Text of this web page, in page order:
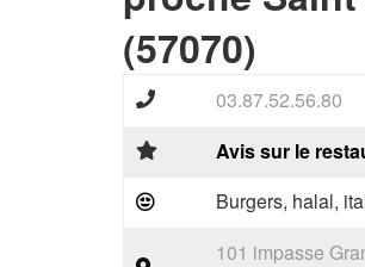
(57070)
03.87.52.56.80
Avis sur le
Burgers, halal,
101 impasse